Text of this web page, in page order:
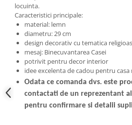
locuinta.
Caracteristici principale:
material: lemn
diametru: 29 cm
design decorativ cu tematica
mesaj: Binecuvantarea Casei
potrivit pentru decor interior
idee excelenta de cadou pentru
Odata ce comanda dvs. este
contactati de un reprezentant
pentru confirmare si detalii